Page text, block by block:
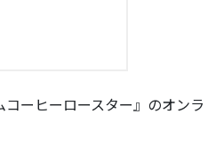
ーヒーロースター』のオンラ